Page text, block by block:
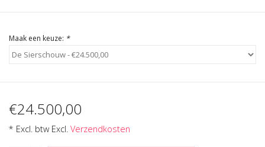
Maak een keuze: *
€24.500,00
* Excl. btw Excl. Verzendkosten